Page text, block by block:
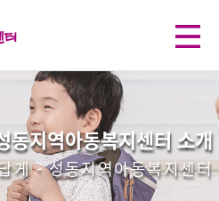
동지역아동복지센터 소개
게 - 성동지역아동복지센터